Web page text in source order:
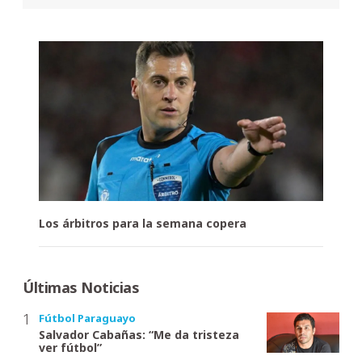
Los árbitros para la semana copera
Últimas Noticias
Fútbol Paraguayo
Salvador Cabañas: “Me da tristeza
ver fútbol”